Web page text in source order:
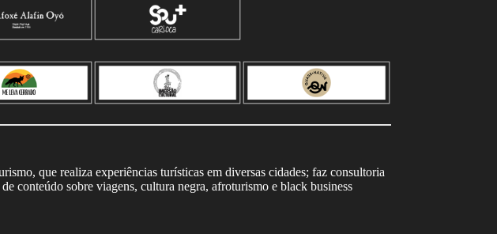
que realiza experiências turísticas em diversas cidades; faz consultoria
conteúdo sobre viagens, cultura negra, afroturismo e black business